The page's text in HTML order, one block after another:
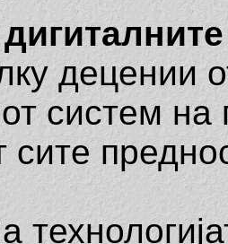
децении
систем на
сите